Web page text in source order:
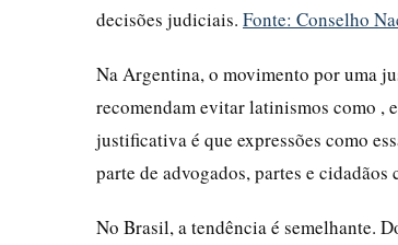
decisões judiciais. Fonte: Conselho
Na Argentina, o movimento por uma
recomendam evitar latinismos como ,
justificativa é que expressões como
parte de advogados, partes e cidadãos
No Brasil, a tendência é semelhante.